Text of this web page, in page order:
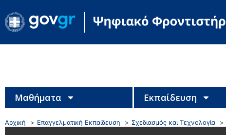
Μαθήματα Εκπαίδευση
Αρχική Επαγγελματική Εκπαίδευση Σχεδιασμός και Τεχνολογία